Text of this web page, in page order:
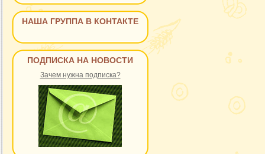
НАША ГРУППА В КОНТАКТЕ
ПОДПИСКА НА НОВОСТИ
Зачем нужна подписка?